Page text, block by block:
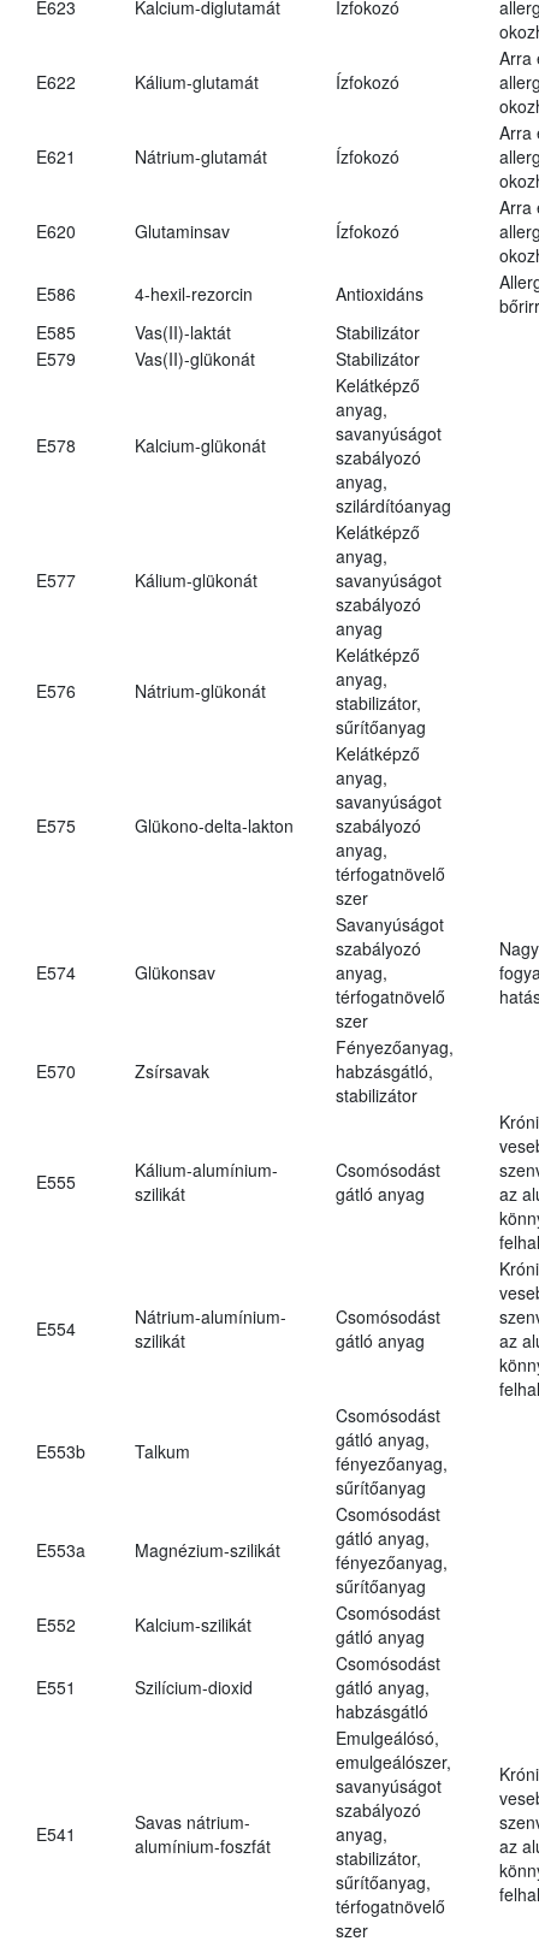
E623 Kalcium-diglutamát Ízfokozó
E622 Kálium-glutamát Ízfokozó
Arra
E621 Nátrium-glutamát Ízfokozó
Arra
E620 Glutaminsav Ízfokozó
Arra
E586
4-hexil-rezorcin Antioxidáns
E585
Vas(II)-laktát
Stabilizátor
E579
Vas(II)-glükonát Stabilizátor
E578 Kalcium-glükonát
Kelátképző
anyag,
savanyúságot
szabályozó
anyag,
szilárdítóanyag
E577 Kálium-glükonát
Kelátképző
anyag,
savanyúságot
szabályozó
anyag
E576 Nátrium-glükonát
Kelátképző
anyag,
stabilizátor,
sűrítőanyag
E575 Glükono-delta-lakton
Kelátképző
anyag,
savanyúságot
szabályozó
anyag,
térfogatnövelő
szer
E574 Glükonsav
Savanyúságot
szabályozó
anyag,
térfogatnövelő
szer
E570 Zsírsavak
Fényezőanyag,
habzásgátló,
stabilizátor
E555
Kálium-alumínium-
szilikát
Csomósodást
gátló anyag
az
E554
Nátrium-alumínium-
szilikát
Csomósodást
gátló anyag
az
E553b Talkum
Csomósodást
gátló anyag,
fényezőanyag,
sűrítőanyag
E553a Magnézium-szilikát
Csomósodást
gátló anyag,
fényezőanyag,
sűrítőanyag
E552
Kalcium-szilikát
Csomósodást
gátló anyag
E551 Szilícium-dioxid
Csomósodást
gátló anyag,
habzásgátló
E541
Savas nátrium-
alumínium-foszfát
Emulgeálósó,
emulgeálószer,
savanyúságot
szabályozó
anyag,
stabilizátor,
sűrítőanyag,
térfogatnövelő
szer
az